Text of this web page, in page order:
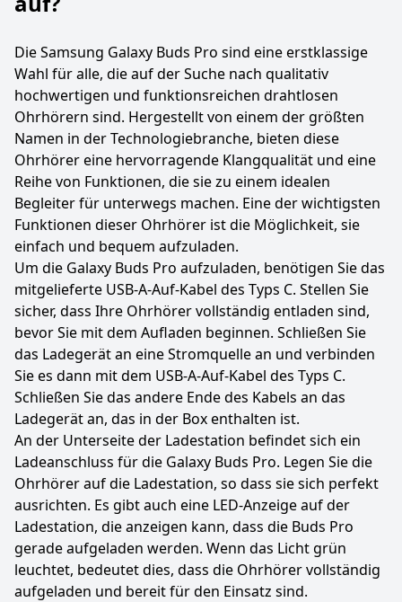
Die Samsung Galaxy Buds Pro sind eine erstklassige
Wahl für alle, die auf der Suche nach qualitativ
hochwertigen und funktionsreichen drahtlosen
Ohrhörern sind. Hergestellt von einem der größten
Namen in der Technologiebranche, bieten diese
Ohrhörer eine hervorragende Klangqualität und eine
Reihe von Funktionen, die sie zu einem idealen
Begleiter für unterwegs machen. Eine der wichtigsten
Funktionen dieser Ohrhörer ist die Möglichkeit, sie
einfach und bequem aufzuladen.
Um die Galaxy Buds Pro aufzuladen, benötigen Sie das
mitgelieferte USB-A-Auf-Kabel des Typs C. Stellen Sie
sicher, dass Ihre Ohrhörer vollständig entladen sind,
bevor Sie mit dem Aufladen beginnen. Schließen Sie
das Ladegerät an eine Stromquelle an und verbinden
Sie es dann mit dem USB-A-Auf-Kabel des Typs C.
Schließen Sie das andere Ende des Kabels an das
Ladegerät an, das in der Box enthalten ist.
An der Unterseite der Ladestation befindet sich ein
Ladeanschluss für die Galaxy Buds Pro. Legen Sie die
Ohrhörer auf die Ladestation, so dass sie sich perfekt
ausrichten. Es gibt auch eine LED-Anzeige auf der
Ladestation, die anzeigen kann, dass die Buds Pro
gerade aufgeladen werden. Wenn das Licht grün
leuchtet, bedeutet dies, dass die Ohrhörer vollständig
aufgeladen und bereit für den Einsatz sind.